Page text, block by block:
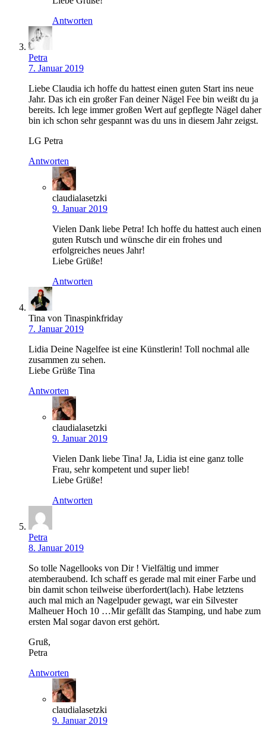
Antworten
Petra
7. Januar 2019
Liebe Claudia ich hoffe du hattest einen guten Start ins neue
Jahr. Das ich ein großer Fan deiner Nägel Fee bin weißt du ja
bereits. Ich lege immer großen Wert auf gepflegte Nägel daher
bin ich schon sehr gespannt was du uns in diesem Jahr zeigst.
LG Petra
Antworten
claudialasetzki
9. Januar 2019
Vielen Dank liebe Petra! Ich hoffe du hattest auch einen
guten Rutsch und wünsche dir ein frohes und
erfolgreiches neues Jahr!
Liebe Grüße!
Antworten
Tina von Tinaspinkfriday
7. Januar 2019
Lidia Deine Nagelfee ist eine Künstlerin! Toll nochmal alle
zusammen zu sehen.
Liebe Grüße Tina
Antworten
claudialasetzki
9. Januar 2019
Vielen Dank liebe Tina! Ja, Lidia ist eine ganz tolle
Frau, sehr kompetent und super lieb!
Liebe Grüße!
Antworten
Petra
8. Januar 2019
So tolle Nagellooks von Dir ! Vielfältig und immer
atemberaubend. Ich schaff es gerade mal mit einer Farbe und
bin damit schon teilweise überfordert(lach). Habe letztens
auch mal mich an Nagelpuder gewagt, war ein Silvester
Malheuer Hoch 10 …Mir gefällt das Stamping, und habe zum
ersten Mal sogar davon erst gehört.
Gruß,
Petra
Antworten
claudialasetzki
9. Januar 2019